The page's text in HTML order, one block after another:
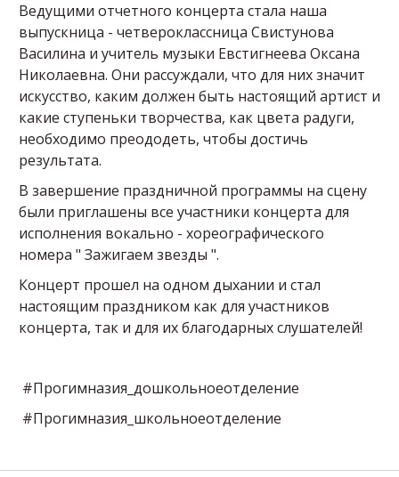
Ведущими отчетного концерта стала наша
выпускница - четвероклассница Свистунова
Василина и учитель музыки Евстигнеева Оксана
Николаевна. Они рассуждали, что для них значит
искусство, каким должен быть настоящий артист и
какие ступеньки творчества, как цвета радуги,
необходимо преододеть, чтобы достичь
результата.
В завершение праздничной программы на сцену
были приглашены все участники концерта для
исполнения вокально - хореографического
номера " Зажигаем звезды ".
Концерт прошел на одном дыхании и стал
настоящим праздником как для участников
концерта, так и для их благодарных слушателей!
#Прогимназия_дошкольноеотделение
#Прогимназия_школьноеотделение